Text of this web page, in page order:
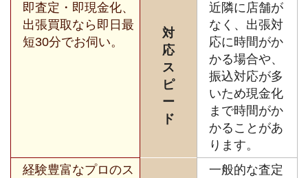
即査定・即現金化、
出張買取なら即日最
短30分でお伺い。
対
応
ス
ピ
ー
ド
近隣に店舗が
なく、出張対
応に時間がか
かる場合や、
振込対応が多
いため現金化
まで時間がか
かることがあ
ります。
経験豊富なプロのス
一般的な査定